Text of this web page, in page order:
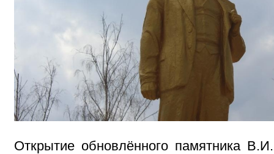
Открытие обновлённого памятника